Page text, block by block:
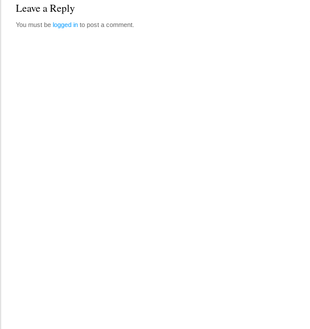
Leave a Reply
You must be logged in to post a comment.